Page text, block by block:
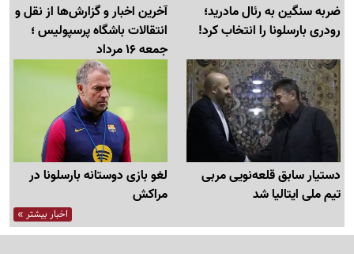
ضربه سنگین به رئال مادرید؛
رودری بارسلونا را انتخاب کرد!
آخرین اخبار و گزارش‌ها از نقل و
انتقالات باشگاه پرسپولیس ؛
جمعه 16 مرداد
دستیار سابق قلعه‌نویی مربی
تیم ملی ایتالیا شد
لغو بازی دوستانه بارسلونا در
مراکش
اخبار بیشتر »